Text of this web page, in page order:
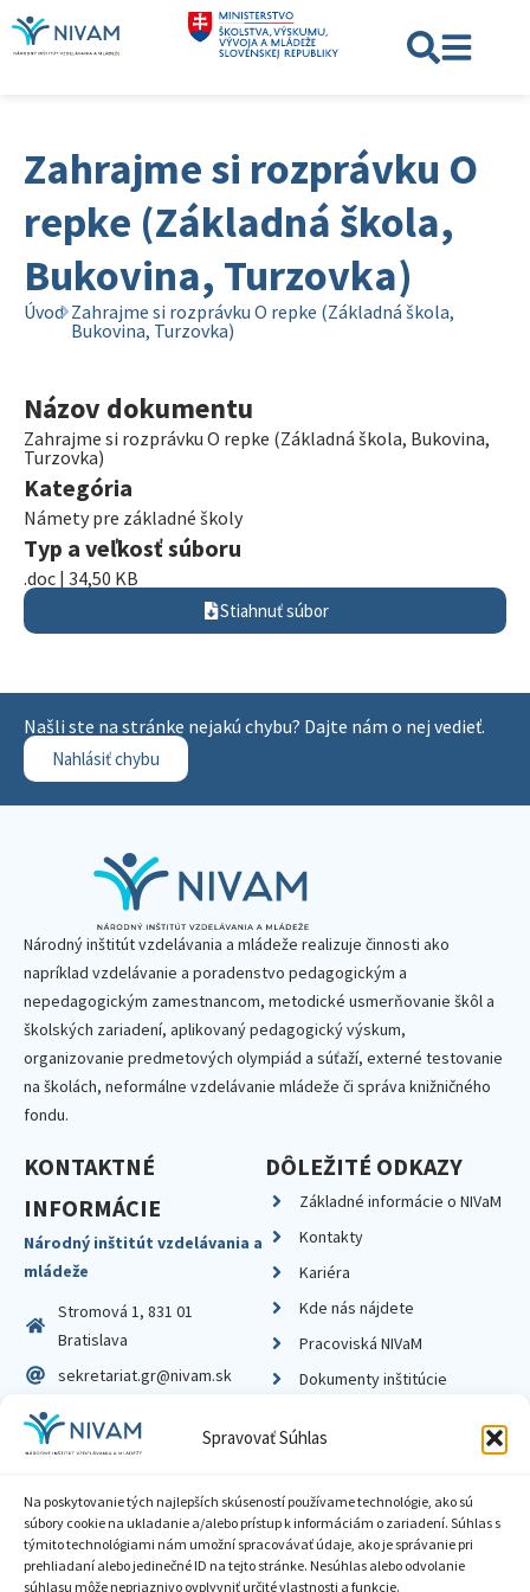
Spravovať Súhlas
Na poskytovanie tých najlepších skúseností používame technológie, ako sú
súbory cookie na ukladanie a/alebo prístup k informáciám o zariadení. Súhlas s
týmito technológiami nám umožní spracovávať údaje, ako je správanie pri
prehliadaní alebo jedinečné ID na tejto stránke. Nesúhlas alebo odvolanie
súhlasu môže nepriaznivo ovplyvniť určité vlastnosti a funkcie.
Zahrajme si rozprávku O
repke (Základná škola,
Bukovina, Turzovka)
Úvod Zahrajme si rozprávku O repke (Základná škola,
Bukovina, Turzovka)
Názov dokumentu
Zahrajme si rozprávku O repke (Základná škola, Bukovina,
Turzovka)
Kategória
Námety pre základné školy
Typ a veľkosť súboru
.doc | 34,50 KB
Stiahnuť súbor
Našli ste na stránke nejakú chybu? Dajte nám o nej vedieť.
Nahlásiť chybu
Národný inštitút vzdelávania a mládeže realizuje činnosti ako
napríklad vzdelávanie a poradenstvo pedagogickým a
nepedagogickým zamestnancom, metodické usmerňovanie škôl a
školských zariadení, aplikovaný pedagogický výskum,
organizovanie predmetových olympiád a súťaží, externé testovanie
na školách, neformálne vzdelávanie mládeže či správa knižničného
fondu.
KONTAKTNÉ
INFORMÁCIE
Národný inštitút vzdelávania a
mládeže
Stromová 1, 831 01
Bratislava
sekretariat.gr@nivam.sk
IČO: 00164348
DIČ: 2020798714
DÔLEŽITÉ ODKAZY
Základné informácie o NIVaM
Kontakty
Kariéra
Kde nás nájdete
Pracoviská NIVaM
Dokumenty inštitúcie
Zásady ochrany súkromia